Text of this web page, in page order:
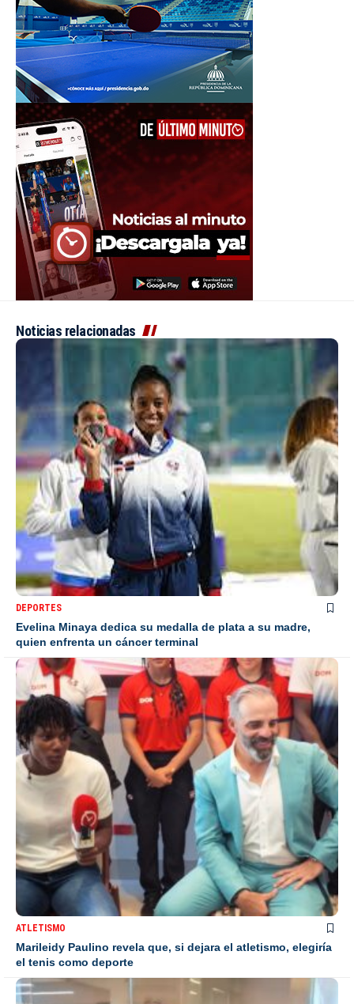
Noticias relacionadas
DEPORTES
Evelina Minaya dedica su medalla de plata a su madre,
quien enfrenta un cáncer terminal
ATLETISMO
Marileidy Paulino revela que, si dejara el atletismo, elegiría
el tenis como deporte